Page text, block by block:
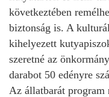
következtében
biztonság is. A
kihelyezett
szeretné az
darabot 50 edényre
Az állatbarát program